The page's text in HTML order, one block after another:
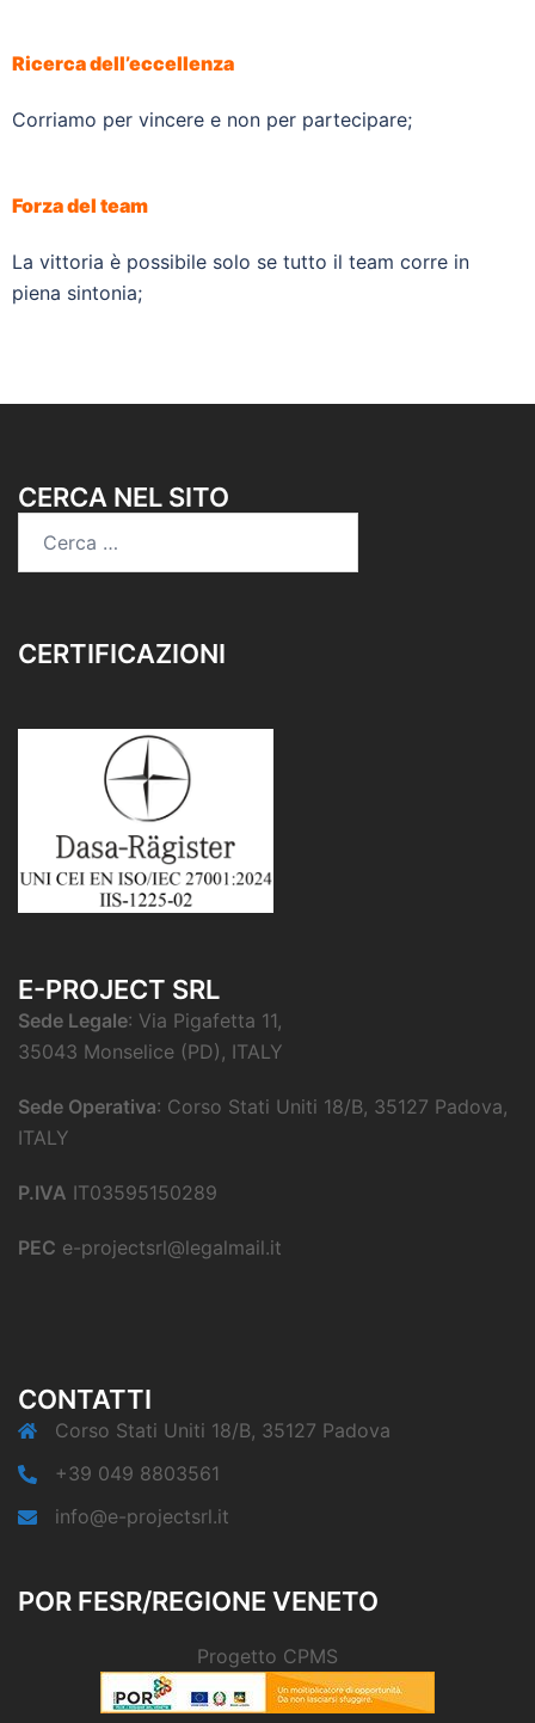
Ricerca dell’eccellenza
Corriamo per vincere e non per partecipare;
Forza del team
La vittoria è possibile solo se tutto il team corre in
piena sintonia;
CERCA NEL SITO
CERTIFICAZIONI
E-PROJECT SRL
Sede Legale: Via Pigafetta 11,
35043 Monselice (PD), ITALY
Sede Operativa: Corso Stati Uniti 18/B, 35127 Padova,
ITALY
P.IVA IT03595150289
PEC e-projectsrl@legalmail.it
CONTATTI
Corso Stati Uniti 18/B, 35127 Padova
+39 049 8803561
info@e-projectsrl.it
POR FESR/REGIONE VENETO
Progetto CPMS